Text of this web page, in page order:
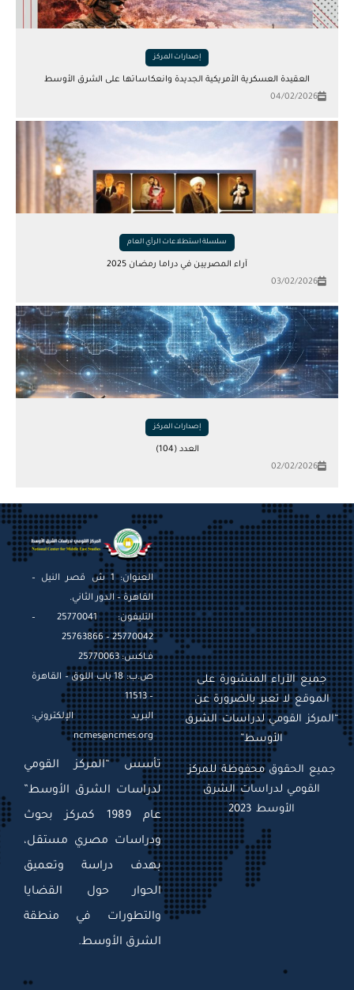
إصدارات المركز
العقيدة العسكرية الأمريكية الجديدة وانعكاساتها على الشرق الأوسط
04/02/2026
سلسلة استطلاعات الرأي العام
آراء المصريين في دراما رمضان 2025
03/02/2026
إصدارات المركز
العدد (104)
02/02/2026
العنوان: 1 ش قصر النيل –
القاهرة – الدور الثاني.
التليفون: 25770041 –
25770042 – 25763866
فـاكس: 25770063
ص.ب: 18 باب اللوق – القاهرة
– 11513
البريد الإلكتروني:
ncmes@ncmes.org
تأسس “المركز القومي
لدراسات الشرق الأوسط”
عام 1989 كمركز بحوث
ودراسات مصري مستقل،
بهدف دراسة وتعميق
الحوار حول القضايا
والتطورات في منطقة
الشرق الأوسط.
جميع الآراء المنشورة على
الموقع لا تعبر بالضرورة عن
“المركز القومي لدراسات الشرق
الأوسط”
جميع الحقوق محفوظة للمركز
القومي لدراسات الشرق
الأوسط 2023